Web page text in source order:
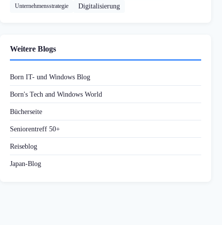
Unternehmensstrategie Digitalisierung
Weitere Blogs
Born IT- und Windows Blog
Born's Tech and Windows World
Bücherseite
Seniorentreff 50+
Reiseblog
Japan-Blog